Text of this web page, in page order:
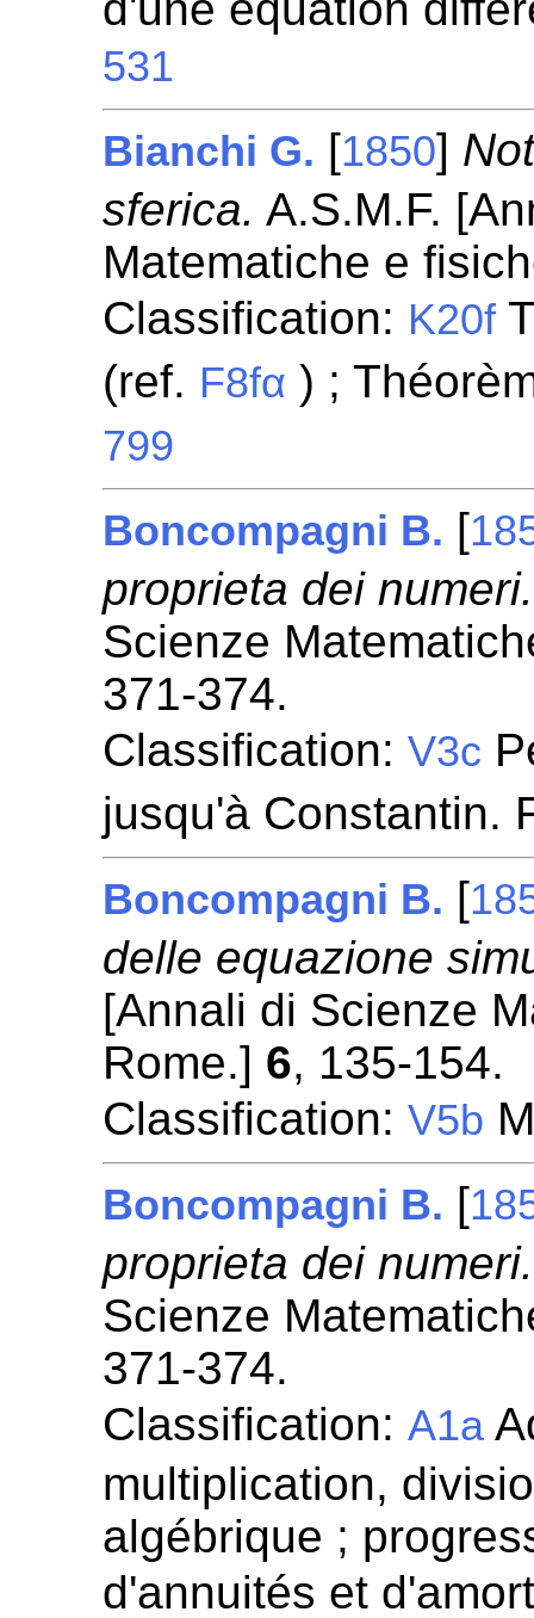
531
Bianchi G. [1850]
sferica. A.S.M.F.
Matematiche e
Classification: K20f
(ref. F8fα ) ;
799
Boncompagni B. [
proprieta dei numeri.
Scienze
371-374.
Classification:V3c
jusqu'à Constantin.
Boncompagni B. [
delle equazione
[Annali di Scienze
Rome.] 6, 135-154.
Classification:V5b
Boncompagni B. [
proprieta dei numeri.
Scienze
371-374.
Classification:A1a
multiplication,
algébrique ;
d'annuités et